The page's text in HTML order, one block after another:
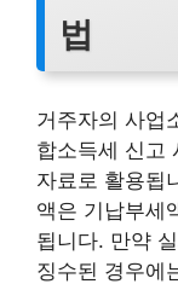
법
거주자의 사업
합소득세 신고
자료로 활용됩
액은 기납부세
됩니다. 만약
징수된 경우에